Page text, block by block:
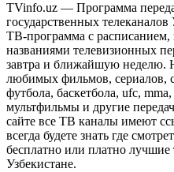
TVinfo.uz — Программа
государственных телеканалов
ТВ-программа с расписанием,
названиями телевизионных
завтра и ближайшую неделю.
любимых фильмов, сериалов,
футбола, баскетбола, ufc,
мультфильмы и другие
сайте все ТВ каналы имеют
всегда будете знать где
бесплатно или платно
Узбекистане.